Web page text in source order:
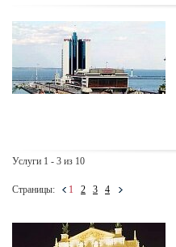
Услуги 1 - 3 из 10
Страницы: 1 2 3 4